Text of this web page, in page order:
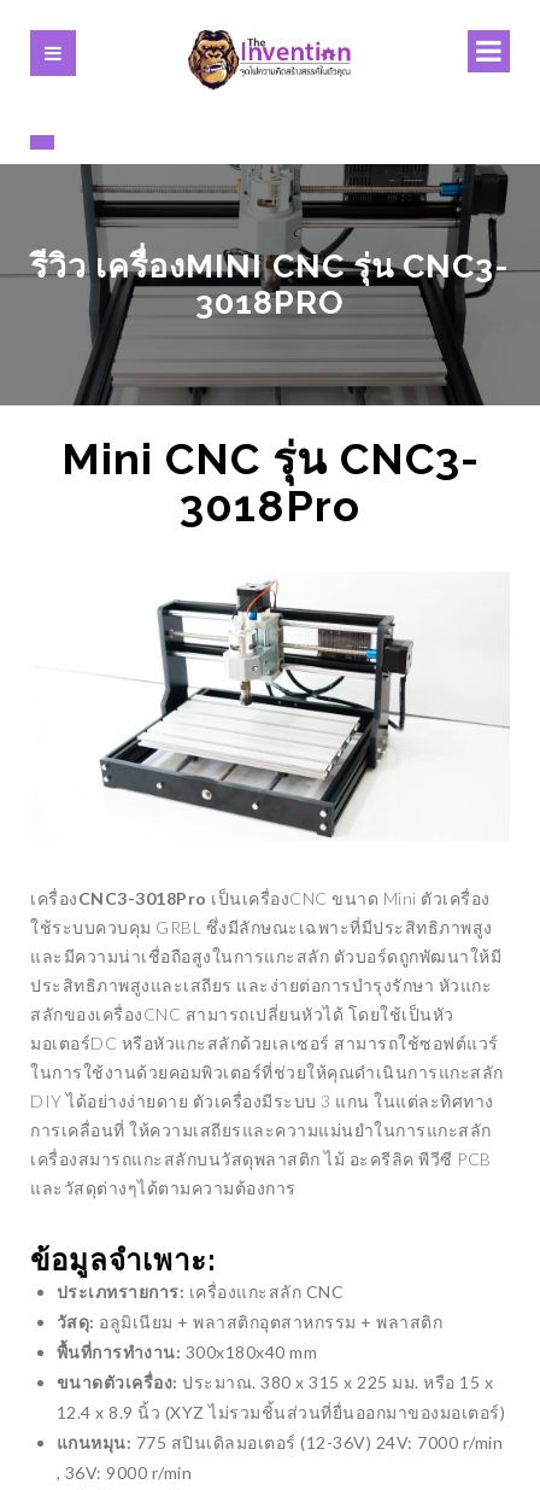
รีวิว เครื่องMINI CNC รุ่น CNC3-
3018PRO
Mini CNC รุ่น CNC3-
3018Pro
เครื่องCNC3-3018Pro เป็นเครื่องCNC ขนาด Mini ตัวเครื่อง
ใช้ระบบควบคุม GRBL ซึ่งมีลักษณะเฉพาะที่มีประสิทธิภาพสูง
และมีความน่าเชื่อถือสูงในการแกะสลัก ตัวบอร์ดถูกพัฒนาให้มี
ประสิทธิภาพสูงและเสถียร และง่ายต่อการบำรุงรักษา หัวแกะ
สลักของเครื่องCNC สามารถเปลี่ยนหัวได้ โดยใช้เป็นหัว
มอเตอร์DC หรือหัวแกะสลักด้วยเลเซอร์ สามารถใช้ซอฟต์แวร์
ในการใช้งานด้วยคอมพิวเตอร์ที่ช่วยให้คุณดำเนินการแกะสลัก
DIY ได้อย่างง่ายดาย ตัวเครื่องมีระบบ 3 แกน ในแต่ละทิศทาง
การเคลื่อนที่ ให้ความเสถียรและความแม่นยำในการแกะสลัก
เครื่องสมารถแกะสลักบนวัสดุพลาสติก ไม้ อะครีลิค พีวีซี PCB
และวัสดุต่างๆได้ตามความต้องการ
ข้อมูลจำเพาะ:
ประเภทรายการ: เครื่องแกะสลัก CNC
วัสดุ: อลูมิเนียม + พลาสติกอุตสาหกรรม + พลาสติก
พื้นที่การทำงาน: 300x180x40 mm
ขนาดตัวเครื่อง: ประมาณ. 380 x 315 x 225 มม. หรือ 15 x
12.4 x 8.9 นิ้ว (XYZ ไม่รวมชิ้นส่วนที่ยื่นออกมาของมอเตอร์)
แกนหมุน: 775 สปินเดิลมอเตอร์ (12-36V) 24V: 7000 r/min
, 36V: 9000 r/min